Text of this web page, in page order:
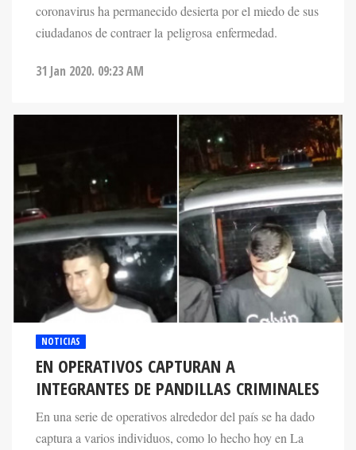
coronavirus ha permanecido desierta por el miedo de sus
ciudadanos de contraer la peligrosa enfermedad.
31 Jan 2020. 09:23 AM
NOTICIAS
EN OPERATIVOS CAPTURAN A
INTEGRANTES DE PANDILLAS CRIMINALES
En una serie de operativos alrededor del país se ha dado
captura a varios individuos, como lo hecho hoy en La